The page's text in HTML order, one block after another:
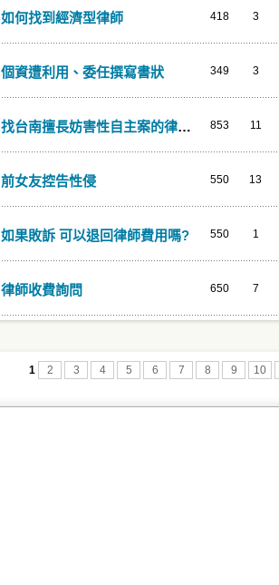
如何找到經濟型律師 418 3
個資遭利用、委任撰寫書狀 349 3
找台南擅長妨害性自主案的律師！ 853 11
前女友控告性侵 550 13
如果敗訴 可以退回律師費用嗎? 550 1
律師收費詢問 650 7
1 2 3 4 5 6 7 8 9 10